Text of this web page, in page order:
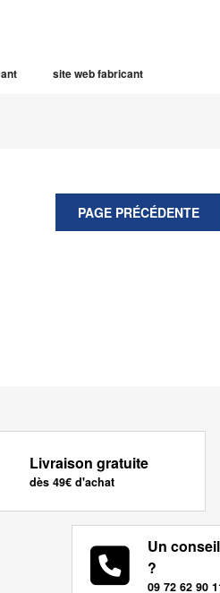
site web fabricant
Livraison gratuite
dès 49€ d'achat
Un
?
09 72 62 90